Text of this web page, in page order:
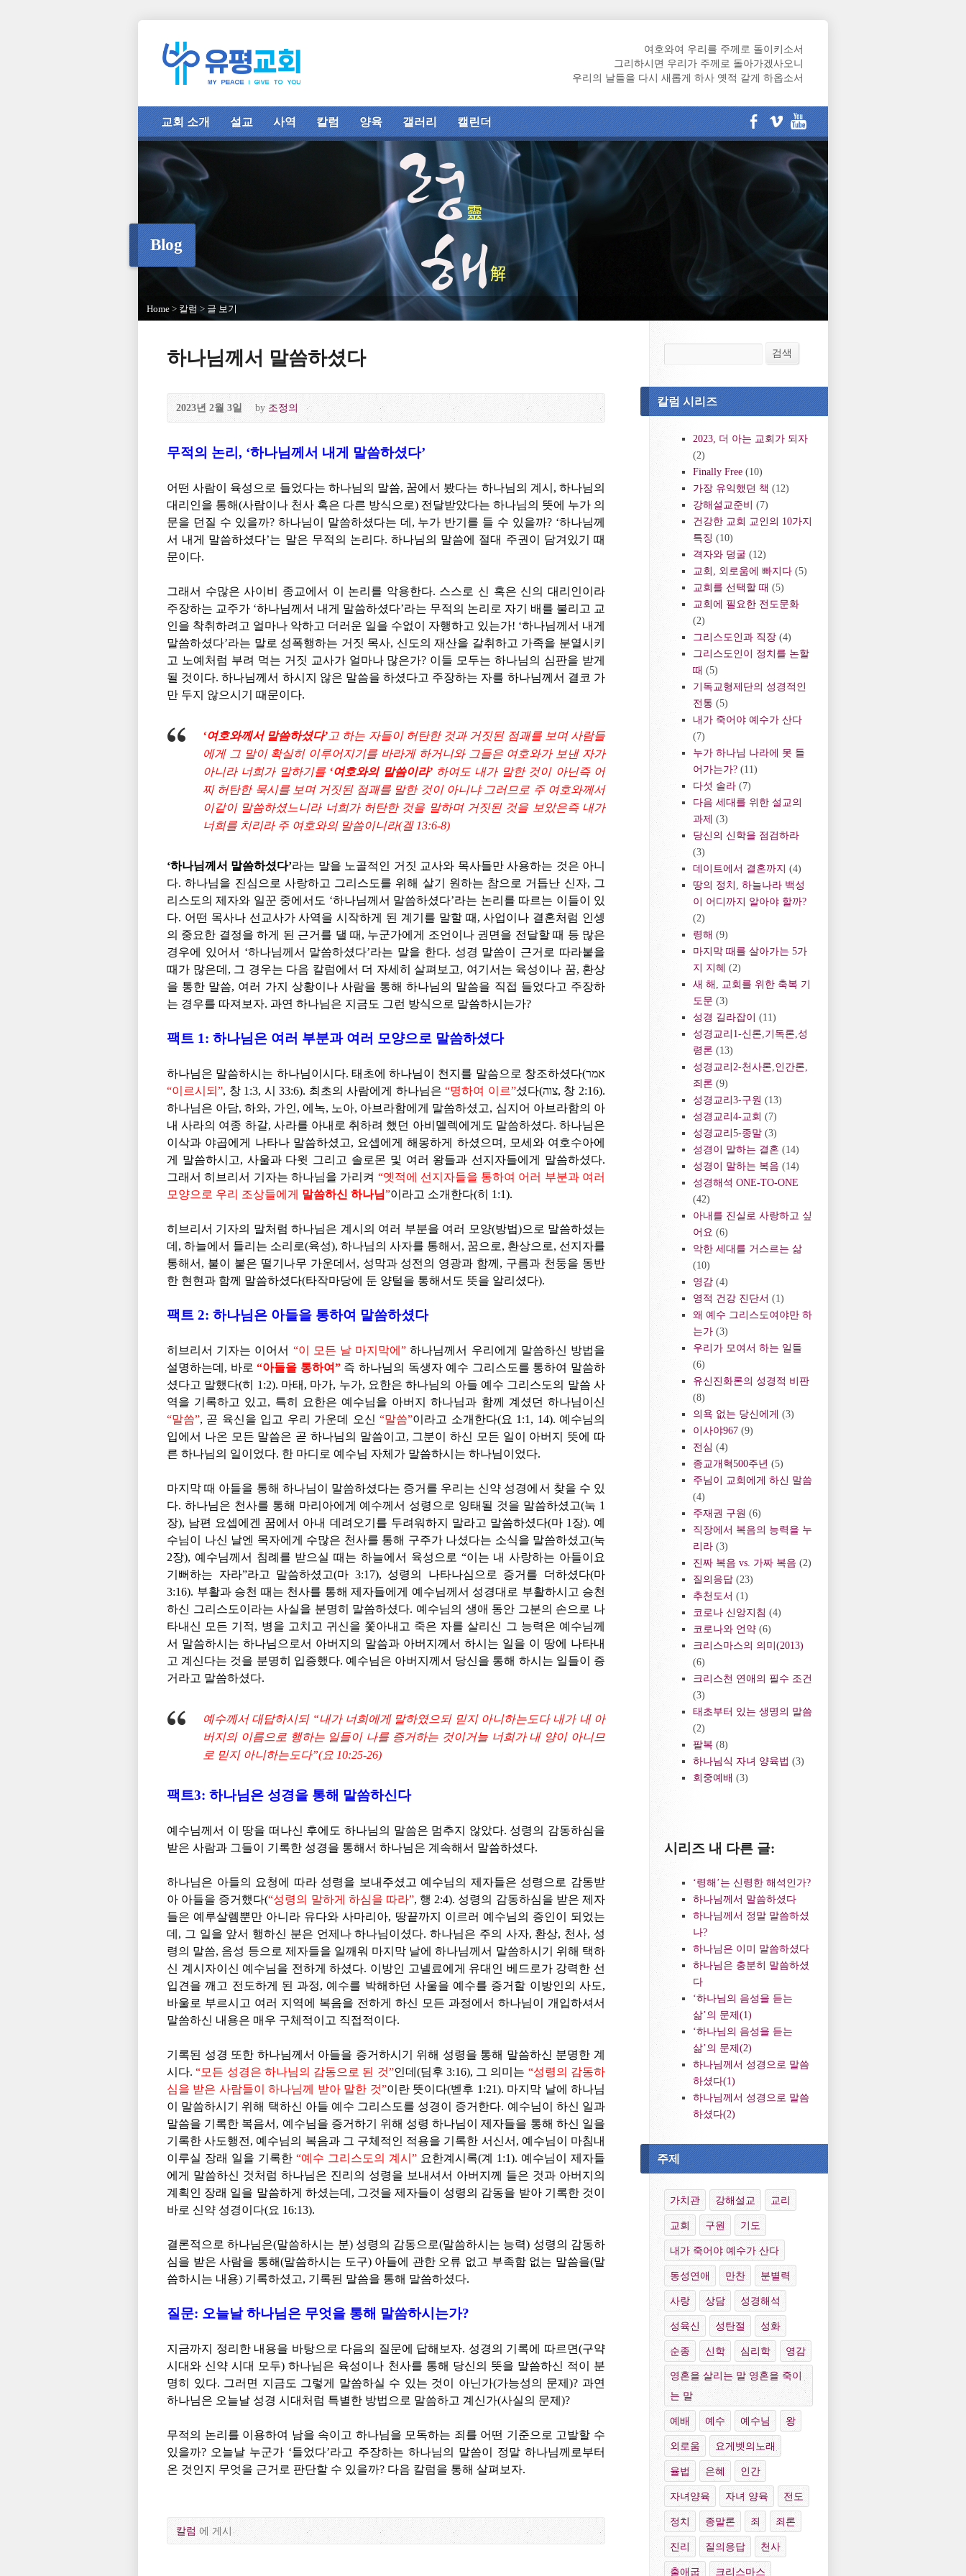
여호와여 우리를 주께로 돌이키소서
그리하시면 우리가 주께로 돌아가겠사오니
우리의 날들을 다시 새롭게 하사 옛적 같게 하옵소서
교회 소개 설교 사역 칼럼 양육 갤러리 캘린더
Blog
Home > 칼럼 > 글 보기
하나님께서 말씀하셨다
2023년 2월 3일 by 조정의
무적의 논리, ‘하나님께서 내게 말씀하셨다’
어떤 사람이 육성으로 들었다는 하나님의 말씀, 꿈에서 봤다는 하나님의 계시, 하나님의
대리인을 통해(사람이나 천사 혹은 다른 방식으로) 전달받았다는 하나님의 뜻에 누가 의
문을 던질 수 있을까? 하나님이 말씀하셨다는 데, 누가 반기를 들 수 있을까? ‘하나님께
서 내게 말씀하셨다’는 말은 무적의 논리다. 하나님의 말씀에 절대 주권이 담겨있기 때
문이다.
그래서 수많은 사이비 종교에서 이 논리를 악용한다. 스스로 신 혹은 신의 대리인이라
주장하는 교주가 ‘하나님께서 내게 말씀하셨다’라는 무적의 논리로 자기 배를 불리고 교
인을 착취하려고 얼마나 악하고 더러운 일을 수없이 자행하고 있는가! ‘하나님께서 내게
말씀하셨다’라는 말로 성폭행하는 거짓 목사, 신도의 재산을 갈취하고 가족을 분열시키
고 노예처럼 부려 먹는 거짓 교사가 얼마나 많은가? 이들 모두는 하나님의 심판을 받게
될 것이다. 하나님께서 하시지 않은 말씀을 하셨다고 주장하는 자를 하나님께서 결코 가
만 두지 않으시기 때문이다.
‘여호와께서 말씀하셨다’ 고 하는 자들이 허탄한 것과 거짓된 점괘를 보며 사람들
에게 그 말이 확실히 이루어지기를 바라게 하거니와 그들은 여호와가 보낸 자가
아니라 너희가 말하기를‘여호와의 말씀이라’하여도 내가 말한 것이 아닌즉 어
찌 허탄한 묵시를 보며 거짓된 점괘를 말한 것이 아니냐 그러므로 주 여호와께서
이같이 말씀하셨느니라 너희가 허탄한 것을 말하며 거짓된 것을 보았은즉 내가
너희를 치리라 주 여호와의 말씀이니라(겔 13:6-8)
‘하나님께서 말씀하셨다’라는 말을 노골적인 거짓 교사와 목사들만 사용하는 것은 아니
다. 하나님을 진심으로 사랑하고 그리스도를 위해 살기 원하는 참으로 거듭난 신자, 그
리스도의 제자와 일꾼 중에서도 ‘하나님께서 말씀하셨다’라는 논리를 따르는 이들이 있
다. 어떤 목사나 선교사가 사역을 시작하게 된 계기를 말할 때, 사업이나 결혼처럼 인셍
의 중요한 결정을 하게 된 근거를 댈 때, 누군가에게 조언이나 권면을 전달할 때 등 많은
경우에 있어서 ‘하나님께서 말씀하셨다’라는 말을 한다. 성경 말씀이 근거로 따라붙을
때가 많은데, 그 경우는 다음 칼럼에서 더 자세히 살펴보고, 여기서는 육성이나 꿈, 환상
을 통한 말씀, 여러 가지 상황이나 사람을 통해 하나님의 말씀을 직접 들었다고 주장하
는 경우를 따져보자. 과연 하나님은 지금도 그런 방식으로 말씀하시는가?
팩트 1: 하나님은 여러 부분과 여러 모양으로 말씀하셨다
하나님은 말씀하시는 하나님이시다. 태초에 하나님이 천지를 말씀으로 창조하셨다(אמר
“이르시되”, 창 1:3, 시 33:6). 최초의 사람에게 하나님은“명하여 이르”셨다(צוה, 창 2:16).
하나님은 아담, 하와, 가인, 에녹, 노아, 아브라함에게 말씀하셨고, 심지어 아브라함의 아
내 사라의 여종 하갈, 사라를 아내로 취하려 했던 아비멜렉에게도 말씀하셨다. 하나님은
이삭과 야곱에게 나타나 말씀하셨고, 요셉에게 해몽하게 하셨으며, 모세와 여호수아에
게 말씀하시고, 사울과 다윗 그리고 솔로몬 및 여러 왕들과 선지자들에게 말씀하셨다.
그래서 히브리서 기자는 하나님을 가리켜 “옛적에 선지자들을 통하여 어러 부분과 여러
모양으로 우리 조상들에게 말씀하신 하나님”이라고 소개한다(히 1:1).
히브리서 기자의 말처럼 하나님은 계시의 여러 부분을 여러 모양(방법)으로 말씀하셨는
데, 하늘에서 들리는 소리로(육성), 하나님의 사자를 통해서, 꿈으로, 환상으로, 선지자를
통해서, 불이 붙은 떨기나무 가운데서, 성막과 성전의 영광과 함께, 구름과 천둥을 동반
한 현현과 함께 말씀하셨다(타작마당에 둔 양털을 통해서도 뜻을 알리셨다).
팩트 2: 하나님은 아들을 통하여 말씀하셨다
히브리서 기자는 이어서 “이 모든 날 마지막에” 하나님께서 우리에게 말씀하신 방법을
설명하는데, 바로“아들을 통하여”즉 하나님의 독생자 예수 그리스도를 통하여 말씀하
셨다고 말했다(히 1:2). 마태, 마가, 누가, 요한은 하나님의 아들 예수 그리스도의 말씀 사
역을 기록하고 있고, 특히 요한은 예수님을 아버지 하나님과 함께 계셨던 하나님이신
“말씀”, 곧 육신을 입고 우리 가운데 오신“말씀”이라고 소개한다(요 1:1, 14). 예수님의
입에서 나온 모든 말씀은 곧 하나님의 말씀이고, 그분이 하신 모든 일이 아버지 뜻에 따
른 하나님의 일이었다. 한 마디로 예수님 자체가 말씀하시는 하나님이었다.
마지막 때 아들을 통해 하나님이 말씀하셨다는 증거를 우리는 신약 성경에서 찾을 수 있
다. 하나님은 천사를 통해 마리아에게 예수께서 성령으로 잉태될 것을 말씀하셨고(눅 1
장), 남편 요셉에겐 꿈에서 아내 데려오기를 두려워하지 말라고 말씀하셨다(마 1장). 예
수님이 나신 날엔 목자에게 수많은 천사를 통해 구주가 나셨다는 소식을 말씀하셨고(눅
2장), 예수님께서 침례를 받으실 때는 하늘에서 육성으로 “이는 내 사랑하는 아들이요
기뻐하는 자라”라고 말씀하셨고(마 3:17), 성령의 나타나심으로 증거를 더하셨다(마
3:16). 부활과 승천 때는 천사를 통해 제자들에게 예수님께서 성경대로 부활하시고 승천
하신 그리스도이라는 사실을 분명히 말씀하셨다. 예수님의 생애 동안 그분의 손으로 나
타내신 모든 기적, 병을 고치고 귀신을 쫓아내고 죽은 자를 살리신 그 능력은 예수님께
서 말씀하시는 하나님으로서 아버지의 말씀과 아버지께서 하시는 일을 이 땅에 나타내
고 계신다는 것을 분명히 입증했다. 예수님은 아버지께서 당신을 통해 하시는 일들이 증
거라고 말씀하셨다.
예수께서 대답하시되 “내가 너희에게 말하였으되 믿지 아니하는도다 내가 내 아
버지의 이름으로 행하는 일들이 나를 증거하는 것이거늘 너희가 내 양이 아니므
로 믿지 아니하는도다”(요 10:25-26)
팩트3: 하나님은 성경을 통해 말씀하신다
예수님께서 이 땅을 떠나신 후에도 하나님의 말씀은 멈추지 않았다. 성령의 감동하심을
받은 사람과 그들이 기록한 성경을 통해서 하나님은 계속해서 말씀하셨다.
하나님은 아들의 요청에 따라 성령을 보내주셨고 예수님의 제자들은 성령으로 감동받
아 아들을 증거했다(“성령의 말하게 하심을 따라”, 행 2:4). 성령의 감동하심을 받은 제자
들은 예루살렘뿐만 아니라 유다와 사마리아, 땅끝까지 이르러 예수님의 증인이 되었는
데, 그 일을 앞서 행하신 분은 언제나 하나님이셨다. 하나님은 주의 사자, 환상, 천사, 성
령의 말씀, 음성 등으로 제자들을 일깨워 마지막 날에 하나님께서 말씀하시기 위해 택하
신 계시자이신 예수님을 전하게 하셨다. 이방인 고넬료에게 유대인 베드로가 강력한 선
입견을 깨고 전도하게 된 과정, 예수를 박해하던 사울을 예수를 증거할 이방인의 사도,
바울로 부르시고 여러 지역에 복음을 전하게 하신 모든 과정에서 하나님이 개입하셔서
말씀하신 내용은 매우 구체적이고 직접적이다.
기록된 성경 또한 하나님께서 아들을 증거하시기 위해 성령을 통해 말씀하신 분명한 계
시다.“모든 성경은 하나님의 감동으로 된 것”인데(딤후 3:16), 그 의미는 “성령의 감동하
심을 받은 사람들이 하나님께 받아 말한 것”이란 뜻이다(벧후 1:21). 마지막 날에 하나님
이 말씀하시기 위해 택하신 아들 예수 그리스도를 성경이 증거한다. 예수님이 하신 일과
말씀을 기록한 복음서, 예수님을 증거하기 위해 성령 하나님이 제자들을 통해 하신 일을
기록한 사도행전, 예수님의 복음과 그 구체적인 적용을 기록한 서신서, 예수님이 마침내
이루실 장래 일을 기록한 “예수 그리스도의 계시” 요한계시록(계 1:1). 예수님이 제자들
에게 말씀하신 것처럼 하나님은 진리의 성령을 보내셔서 아버지께 들은 것과 아버지의
계획인 장래 일을 말씀하게 하셨는데, 그것을 제자들이 성령의 감동을 받아 기록한 것이
바로 신약 성경이다(요 16:13).
결론적으로 하나님은(말씀하시는 분) 성령의 감동으로(말씀하시는 능력) 성령의 감동하
심을 받은 사람을 통해(말씀하시는 도구) 아들에 관한 오류 없고 부족함 없는 말씀을(말
씀하시는 내용) 기록하셨고, 기록된 말씀을 통해 말씀하셨다.
질문: 오늘날 하나님은 무엇을 통해 말씀하시는가?
지금까지 정리한 내용을 바탕으로 다음의 질문에 답해보자. 성경의 기록에 따르면(구약
시대와 신약 시대 모두) 하나님은 육성이나 천사를 통해 당신의 뜻을 말씀하신 적이 분
명히 있다. 그러면 지금도 그렇게 말씀하실 수 있는 것이 아닌가(가능성의 문제)? 과연
하나님은 오늘날 성경 시대처럼 특별한 방법으로 말씀하고 계신가(사실의 문제)?
무적의 논리를 이용하여 남을 속이고 하나님을 모독하는 죄를 어떤 기준으로 고발할 수
있을까? 오늘날 누군가 ‘들었다’라고 주장하는 하나님의 말씀이 정말 하나님께로부터
온 것인지 무엇을 근거로 판단할 수 있을까? 다음 칼럼을 통해 살펴보자.
칼럼 에 게시
검색
칼럼 시리즈
2023, 더 아는 교회가 되자
(2)
Finally Free (10)
가장 유익했던 책 (12)
강해설교준비 (7)
건강한 교회 교인의 10가지
특징 (10)
격자와 덩굴 (12)
교회, 외로움에 빠지다 (5)
교회를 선택할 때 (5)
교회에 필요한 전도문화
(2)
그리스도인과 직장 (4)
그리스도인이 정치를 논할
때 (5)
기독교형제단의 성경적인
전통 (5)
내가 죽어야 예수가 산다
(7)
누가 하나님 나라에 못 들
어가는가? (11)
다섯 솔라 (7)
다음 세대를 위한 설교의
과제 (3)
당신의 신학을 점검하라
(3)
데이트에서 결혼까지 (4)
땅의 정치, 하늘나라 백성
이 어디까지 알아야 할까?
(2)
령해 (9)
마지막 때를 살아가는 5가
지 지혜 (2)
새 해, 교회를 위한 축복 기
도문 (3)
성경 길라잡이 (11)
성경교리1-신론,기독론,성
령론 (13)
성경교리2-천사론,인간론,
죄론 (9)
성경교리3-구원 (13)
성경교리4-교회 (7)
성경교리5-종말 (3)
성경이 말하는 결혼 (14)
성경이 말하는 복음 (14)
성경해석 ONE-TO-ONE
(42)
아내를 진실로 사랑하고 싶
어요 (6)
악한 세대를 거스르는 삶
(10)
영감 (4)
영적 건강 진단서 (1)
왜 예수 그리스도여야만 하
는가 (3)
우리가 모여서 하는 일들
(6)
유신진화론의 성경적 비판
(8)
의욕 없는 당신에게 (3)
이사야967 (9)
전심 (4)
종교개혁500주년 (5)
주님이 교회에게 하신 말씀
(4)
주재권 구원 (6)
직장에서 복음의 능력을 누
리라 (3)
진짜 복음 vs. 가짜 복음 (2)
질의응답 (23)
추천도서 (1)
코로나 신앙지침 (4)
코로나와 언약 (6)
크리스마스의 의미(2013)
(6)
크리스천 연애의 필수 조건
(3)
태초부터 있는 생명의 말씀
(2)
팔복 (8)
하나님식 자녀 양육법 (3)
회중예배 (3)
시리즈 내 다른 글:
‘령해’는 신령한 해석인가?
하나님께서 말씀하셨다
하나님께서 정말 말씀하셨
나?
하나님은 이미 말씀하셨다
하나님은 충분히 말씀하셨
다
‘하나님의 음성을 듣는
삶’의 문제(1)
‘하나님의 음성을 듣는
삶’의 문제(2)
하나님께서 성경으로 말씀
하셨다(1)
하나님께서 성경으로 말씀
하셨다(2)
주제
가치관 강해설교 교리
교회 구원 기도
내가 죽어야 예수가 산다
동성연애 만찬 분별력
사랑 상담 성경해석
성육신 성탄절 성화
순종 신학 심리학 영감
영혼을 살리는 말 영혼을 죽이
는 말
예배 예수 예수님 왕
외로움 요게벳의노래
율법 은혜 인간
자녀양육 자녀 양육 전도
정치 종말론 죄 죄론
진리 질의응답 천사
출애굽 크리스마스